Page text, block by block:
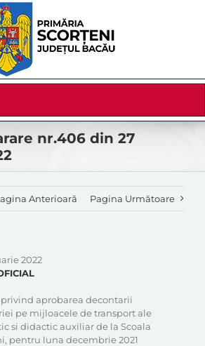
nr.406 din 27
Anterioară Pagina Următoare
2022
aprobarea decontarii
pe mijloacele de transport ale
si didactic auxiliar de la Scoala
pentru luna decembrie 2021